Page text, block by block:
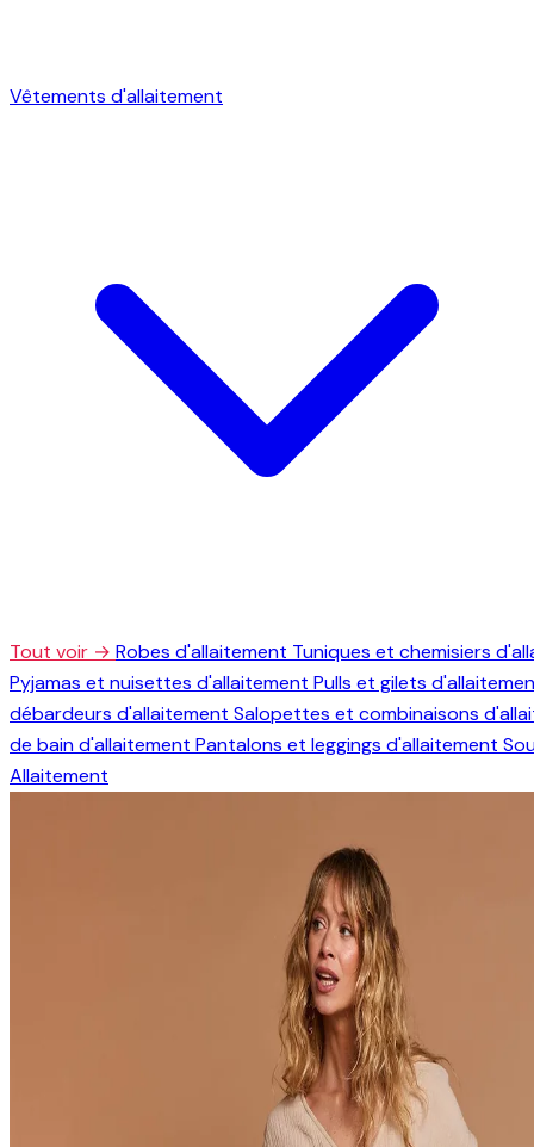
Vêtements d'allaitement
Tout voir → Robes d'allaitement Tuniques et chemisiers
Pyjamas et nuisettes d'allaitement Pulls et gilets
débardeurs d'allaitement Salopettes et combinaisons
de bain d'allaitement Pantalons et leggings d'allaitement
Allaitement